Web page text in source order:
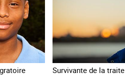
Survivante de la traite